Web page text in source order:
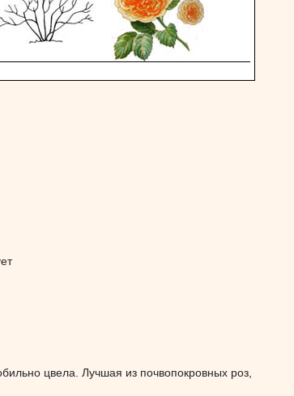
цвела. Лучшая из почвопокровных роз,